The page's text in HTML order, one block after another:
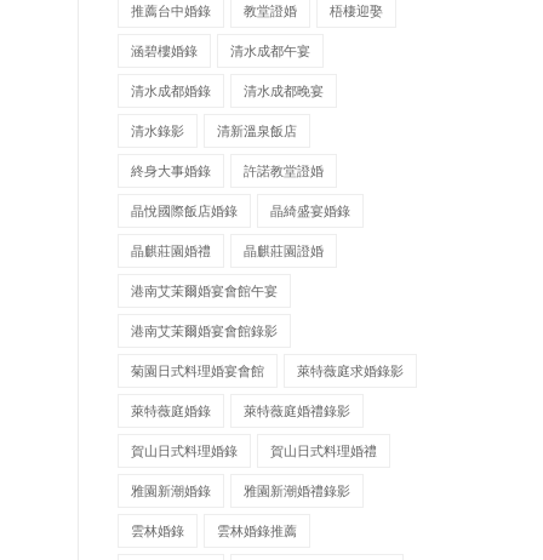
推薦台中婚錄 教堂證婚 梧棲迎娶
涵碧樓婚錄 清水成都午宴
清水成都婚錄 清水成都晚宴
清水錄影 清新溫泉飯店
終身大事婚錄 許諾教堂證婚
晶悅國際飯店婚錄 晶綺盛宴婚錄
晶麒莊園婚禮 晶麒莊園證婚
港南艾茉爾婚宴會館午宴
港南艾茉爾婚宴會館錄影
菊園日式料理婚宴會館 萊特薇庭求婚錄影
萊特薇庭婚錄 萊特薇庭婚禮錄影
賀山日式料理婚錄 賀山日式料理婚禮
雅園新潮婚錄 雅園新潮婚禮錄影
雲林婚錄 雲林婚錄推薦